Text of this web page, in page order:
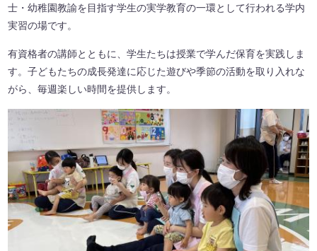
士・幼稚園教諭を目指す学生の実学教育の一環として行われる学内
実習の場です。
有資格者の講師とともに、学生たちは授業で学んだ保育を実践しま
す。子どもたちの成長発達に応じた遊びや季節の活動を取り入れな
がら、毎週楽しい時間を提供します。